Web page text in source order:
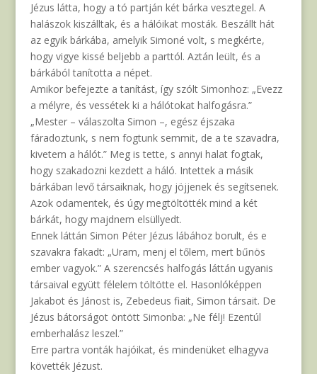
Jézus látta, hogy a tó partján két bárka vesztegel. A
halászok kiszálltak, és a hálóikat mosták. Beszállt hát
az egyik bárkába, amelyik Simoné volt, s megkérte,
hogy vigye kissé beljebb a parttól. Aztán leült, és a
bárkából tanította a népet.
Amikor befejezte a tanítást, így szólt Simonhoz: „Evezz
a mélyre, és vessétek ki a hálótokat halfogásra.”
„Mester – válaszolta Simon –, egész éjszaka
fáradoztunk, s nem fogtunk semmit, de a te szavadra,
kivetem a hálót.” Meg is tette, s annyi halat fogtak,
hogy szakadozni kezdett a háló. Intettek a másik
bárkában levő társaiknak, hogy jöjjenek és segítsenek.
Azok odamentek, és úgy megtöltötték mind a két
bárkát, hogy majdnem elsüllyedt.
Ennek láttán Simon Péter Jézus lábához borult, és e
szavakra fakadt: „Uram, menj el tőlem, mert bűnös
ember vagyok.” A szerencsés halfogás láttán ugyanis
társaival együtt félelem töltötte el. Hasonlóképpen
Jakabot és Jánost is, Zebedeus fiait, Simon társait. De
Jézus bátorságot öntött Simonba: „Ne félj! Ezentúl
emberhalász leszel.”
Erre partra vonták hajóikat, és mindenüket elhagyva
követték Jézust.